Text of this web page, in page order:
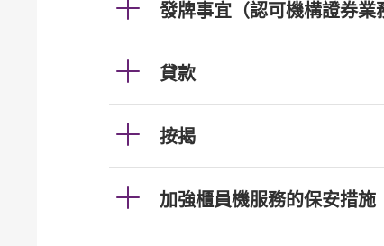
發牌事宜（認可機構證券業
貸款
按揭
加強櫃員機服務的保安措施